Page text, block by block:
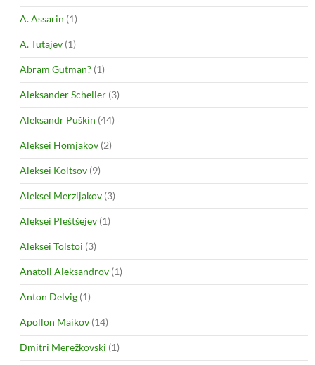
A. Assarin (1)
A. Tutajev (1)
Abram Gutman? (1)
Aleksander Scheller (3)
Aleksandr Puškin (44)
Aleksei Homjakov (2)
Aleksei Koltsov (9)
Aleksei Merzljakov (3)
Aleksei Pleštšejev (1)
Aleksei Tolstoi (3)
Anatoli Aleksandrov (1)
Anton Delvig (1)
Apollon Maikov (14)
Dmitri Merežkovski (1)